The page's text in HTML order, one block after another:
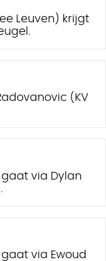
Leuven) krijgt
(KV
gaat via Dylan
gaat via Ewoud